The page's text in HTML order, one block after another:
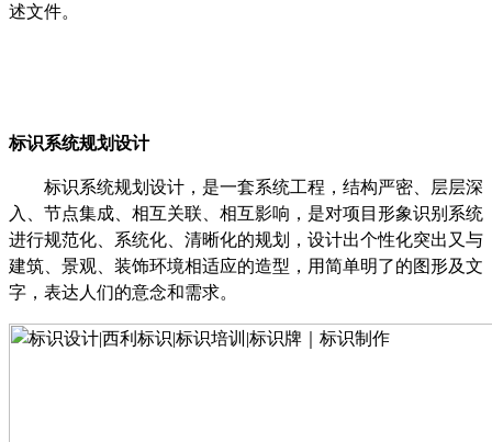
述文件。
标识系统规划设计
标识系统规划设计，是一套系统工程，结构严密、层层深
入、节点集成、相互关联、相互影响，是对项目形象识别系统
进行规范化、系统化、清晰化的规划，设计出个性化突出又与
建筑、景观、装饰环境相适应的造型，用简单明了的图形及文
字，表达人们的意念和需求。